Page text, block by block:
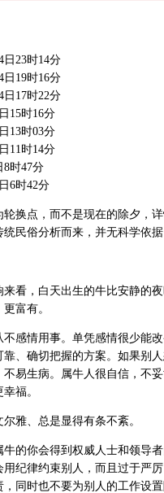
日23时14分
日19时16分
日17时22分
15时16分
13时03分
11时14分
8时47分
6时42分
换点，而不是现在的除夕，
民俗分析而来，并无科学依
，白天出生的牛比安静的夜
富有。
情用事。单凭感情很少能改
、确切把握的方案。如果别
易生病。属牛人很自信，不
福。
雅、总是显得有条不紊。
你会得到权威人士和领导者
纪律约束别人，而且过于严
同时也不要为别人的工作设